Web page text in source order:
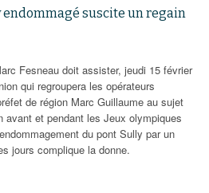
endommagé suscite un regain
Fesneau doit assister, jeudi 15 février
qui regroupera les opérateurs
de région Marc Guillaume au sujet
avant et pendant les Jeux olympiques
du pont Sully par un
jours complique la donne.